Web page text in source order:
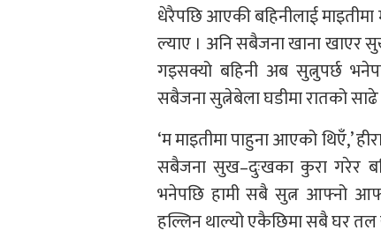
धेरैपछि आएकी बहिनीलाई
ल्याए । अनि सबैजना खाना खाएर
गइसक्यो बहिनी अब सुत्नुपर्छ
सबैजना सुत्नेबेला घडीमा रातको
‘म माइतीमा पाहुना आएको थिएँ,’
सबैजना सुख–दुःखका कुरा गरेर
भनेपछि हामी सबै सुत्न आफ्नो
हल्लिन थाल्यो एकैछिमा सबै घर तल